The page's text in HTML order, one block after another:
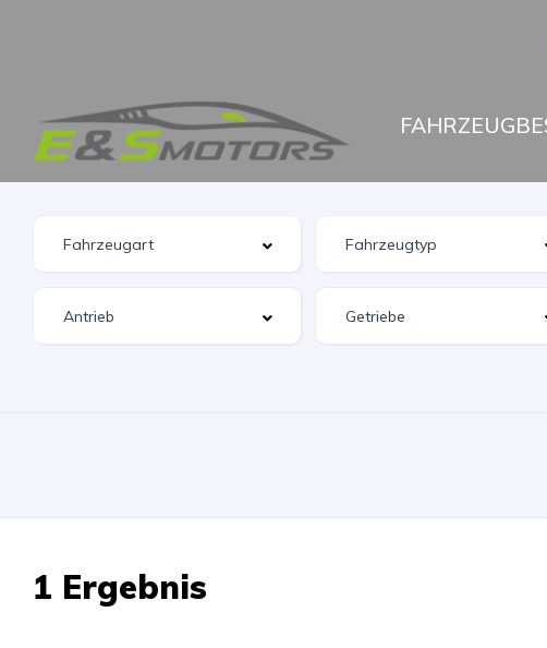
1 Ergebnis